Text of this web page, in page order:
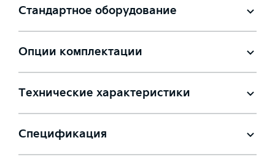
Стандартное оборудование
Опции комплектации
Технические характеристики
Спецификация